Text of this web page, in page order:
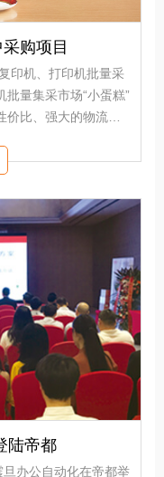
购项目
印机、打印机批量采
量集采市场“小蛋糕”
比、强大的物流及
陆帝都
办公自动化在帝都举